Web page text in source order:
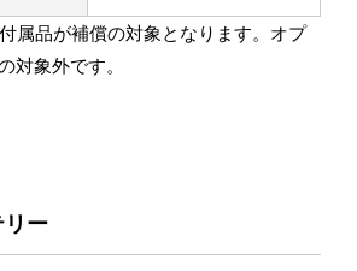
属品が補償の対象となります。オプ
対象外です。
リー